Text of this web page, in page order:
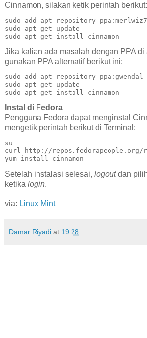
Cinnamon, silakan ketik perintah berikut:
sudo add-apt-repository
sudo apt-get update
sudo apt-get install cinnamon
Jika kalian ada masalah dengan PPA di
gunakan PPA alternatif berikut ini:
sudo add-apt-repository
sudo apt-get update
sudo apt-get install cinnamon
Instal di Fedora
Pengguna Fedora dapat menginstal
mengetik perintah berikut di Terminal:
su
curl http://repos.fedorapeople.org/
yum install cinnamon
Setelah instalasi selesai, logoutdan
ketika login.
via: Linux Mint
Damar Riyadi at 19.28